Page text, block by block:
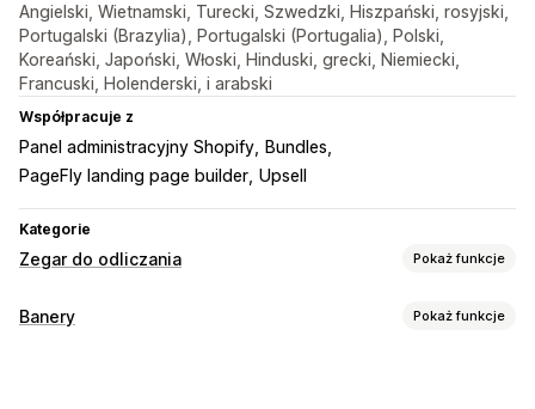
Angielski, Wietnamski, Turecki, Szwedzki, Hiszpański, rosyjski,
Portugalski (Brazylia), Portugalski (Portugalia), Polski,
Koreański, Japoński, Włoski, Hinduski, grecki, Niemiecki,
Francuski, Holenderski, i arabski
Współpracuje z
Panel administracyjny Shopify
Bundles
PageFly landing page builder Upsell
Kategorie
Zegar do odliczania Pokaż funkcje
Opcje wyświetlania
Banery Pokaż funkcje